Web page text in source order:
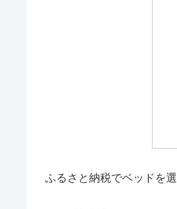
ふるさと納税でベッドを